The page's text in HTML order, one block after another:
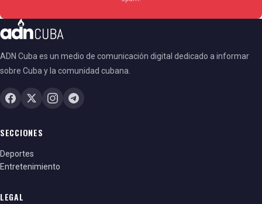
ADN Cuba es un medio de comunicación digital dedicado a informar
sobre Cuba y la comunidad cubana.
SECCIONES
Deportes
Entretenimiento
LEGAL